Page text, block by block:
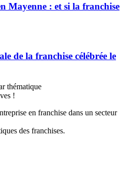
Mayenne : et si la franchise
de la franchise célébrée le
thématique
!
en franchise dans un secteur
des franchises.